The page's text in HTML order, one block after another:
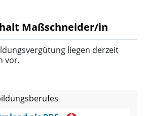
Maßschneider/in
liegen derzeit
vor.